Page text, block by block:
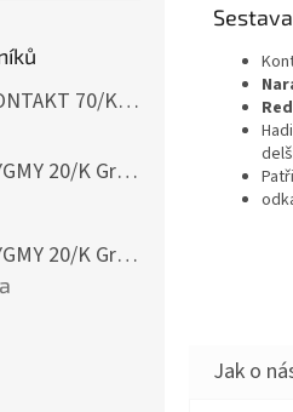
Výčepní zařízení KONTAKT 70/K Green Line 1koh NEW komplet 2x naražeč
z 5 hvězdiček.
Výčepní zařízení PYGMY 20/K Green Line NEW komplet 2 x naražeč
z 5 hvězdiček.
Výčepní zařízení PYGMY 20/K Green Line NEW komplet 2 x naražeč
z 5 hvězdiček.